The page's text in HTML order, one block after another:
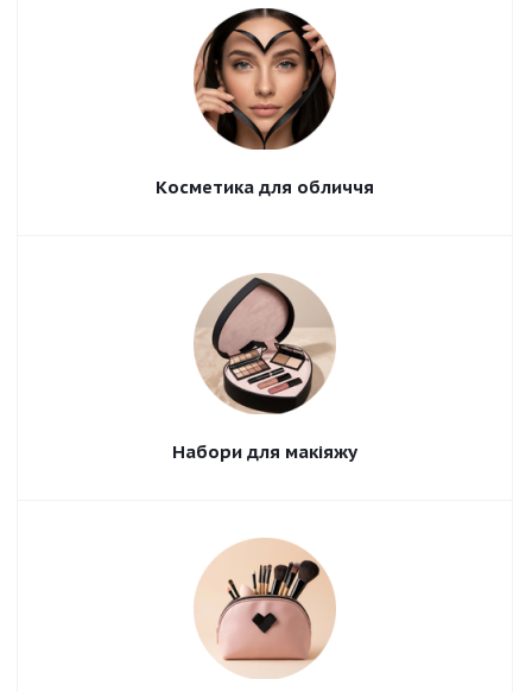
Косметика для обличчя
Набори для макіяжу